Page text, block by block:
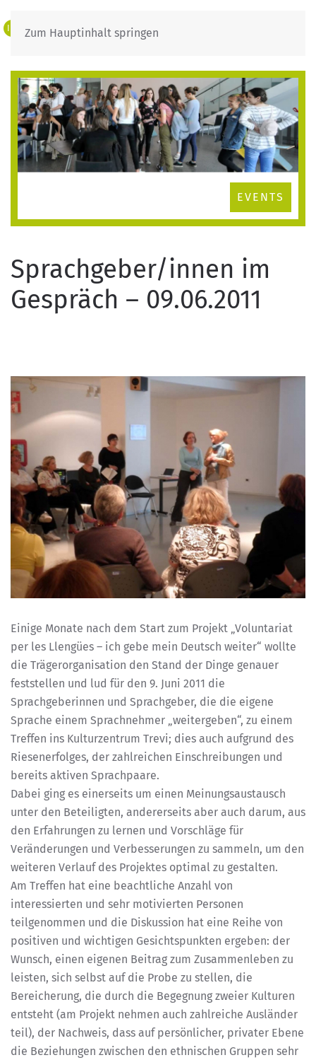
Zum Hauptinhalt springen
IT DE
EVENTS
Sprachgeber/innen im
Gespräch – 09.06.2011
Einige Monate nach dem Start zum Projekt „Voluntariat
per les Llengües – ich gebe mein Deutsch weiter“ wollte
die Trägerorganisation den Stand der Dinge genauer
feststellen und lud für den 9. Juni 2011 die
Sprachgeberinnen und Sprachgeber, die die eigene
Sprache einem Sprachnehmer „weitergeben“, zu einem
Treffen ins Kulturzentrum Trevi; dies auch aufgrund des
Riesenerfolges, der zahlreichen Einschreibungen und
bereits aktiven Sprachpaare.
Dabei ging es einerseits um einen Meinungsaustausch
unter den Beteiligten, andererseits aber auch darum, aus
den Erfahrungen zu lernen und Vorschläge für
Veränderungen und Verbesserungen zu sammeln, um den
weiteren Verlauf des Projektes optimal zu gestalten.
Am Treffen hat eine beachtliche Anzahl von
interessierten und sehr motivierten Personen
teilgenommen und die Diskussion hat eine Reihe von
positiven und wichtigen Gesichtspunkten ergeben: der
Wunsch, einen eigenen Beitrag zum Zusammenleben zu
leisten, sich selbst auf die Probe zu stellen, die
Bereicherung, die durch die Begegnung zweier Kulturen
entsteht (am Projekt nehmen auch zahlreiche Ausländer
teil), der Nachweis, dass auf persönlicher, privater Ebene
die Beziehungen zwischen den ethnischen Gruppen sehr